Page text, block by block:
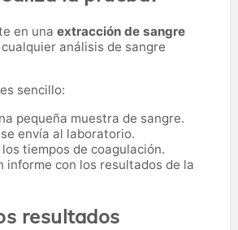
en una extracción de sangre
análisis de sangre
sencillo:
pequeña muestra de sangre.
envía al laboratorio.
tiempos de coagulación.
informe con los resultados de la
resultados